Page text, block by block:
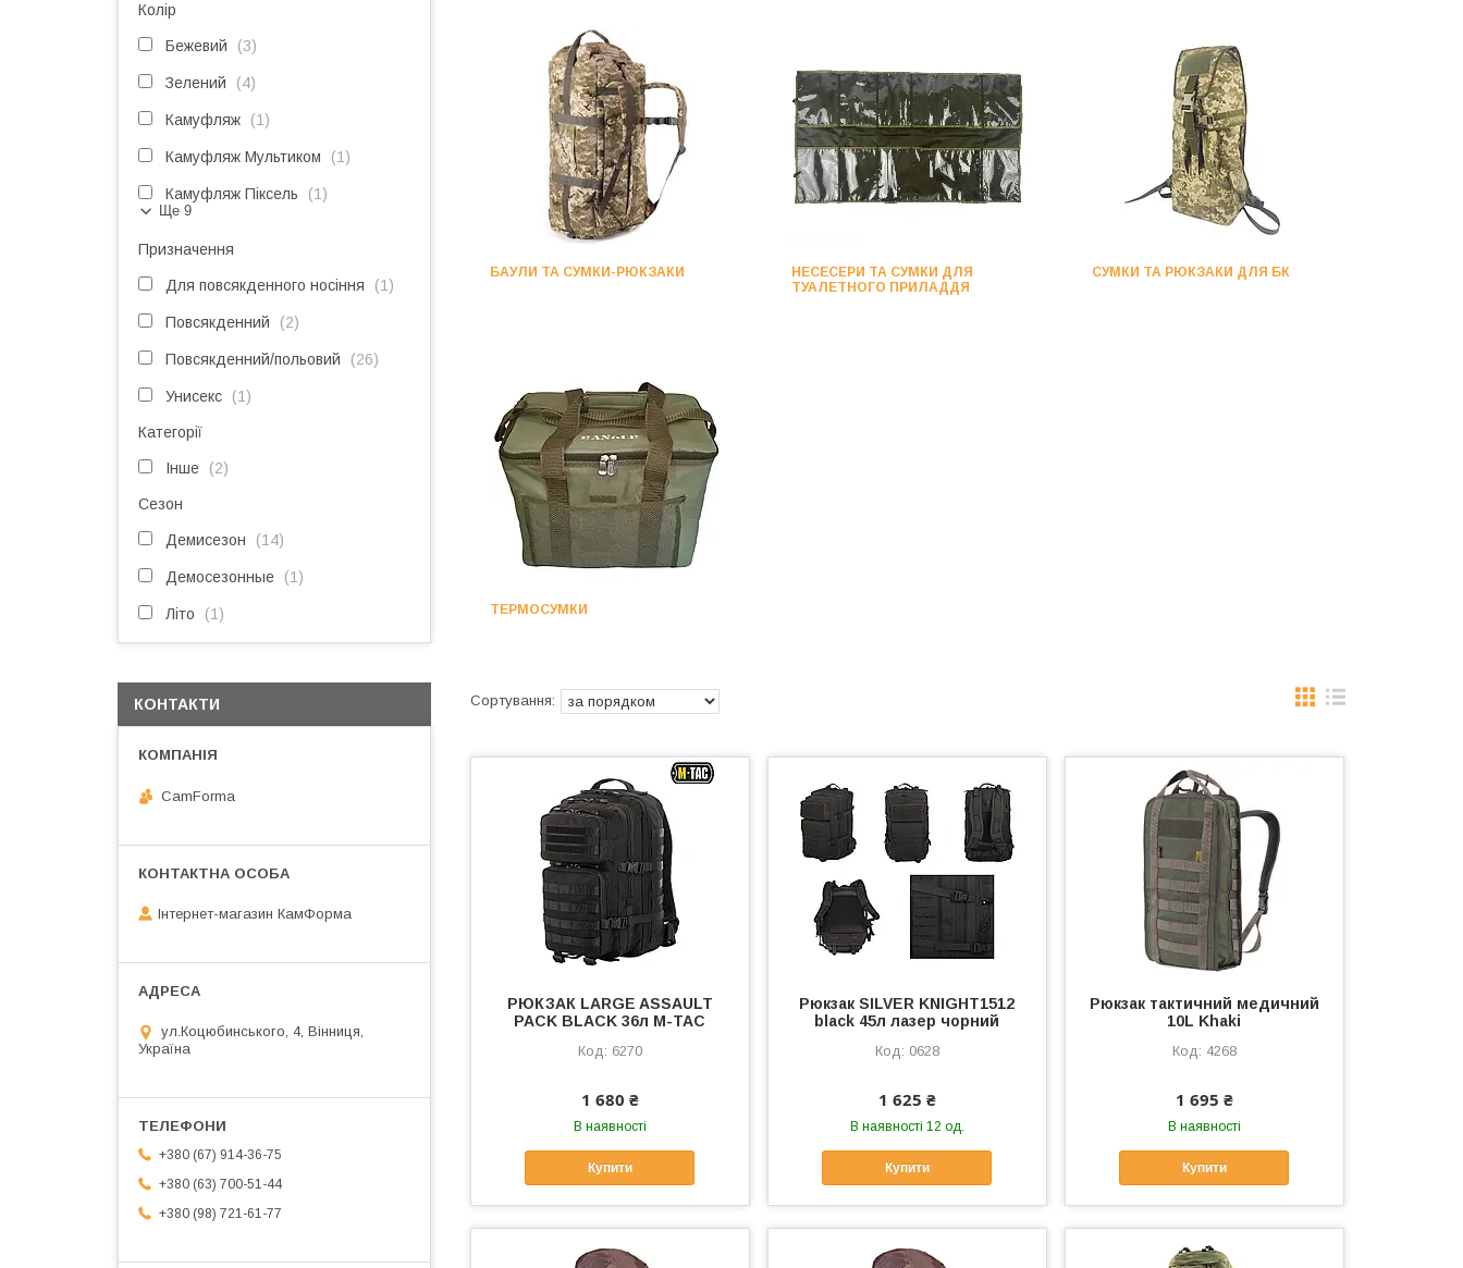
БАУЛИ ТА СУМКИ-РЮКЗАКИ
НЕСЕСЕРИ ТА СУМКИ ДЛЯ
ТУАЛЕТНОГО ПРИЛАДДЯ
СУМКИ ТА РЮКЗАКИ ДЛЯ БК
ТЕРМОСУМКИ
РЮКЗАК LARGE ASSAULT
PACK BLACK 36л M-TAC
6270
1 680 ₴
В наявності
Купити
Рюкзак SILVER KNIGHT1512
black 45л лазер чорний
0628
1 625 ₴
В наявності 12 од.
Купити
Рюкзак тактичний медичний
10L Khaki
4268
1 695 ₴
В наявності
Купити
Колір
Бежевий 3
Зелений 4
Камуфляж 1
Камуфляж Мультиком 1
Камуфляж Піксель 1
Ще 9
Призначення
Для повсякденного носіння 1
Повсякденний 2
Повсякденний/польовий 26
Унисекс 1
Категорії
Інше 2
Сезон
Демисезон 14
Демосезонные 1
Літо 1
КОНТАКТИ
CamForma
Інтернет-магазин КамФорма
ул.Коцюбинського, 4, Вінниця,
Україна
+380 (67) 914-36-75
+380 (63) 700-51-44
+380 (98) 721-61-77